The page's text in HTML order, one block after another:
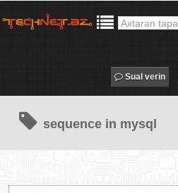
Sual verin
sequence in mysql